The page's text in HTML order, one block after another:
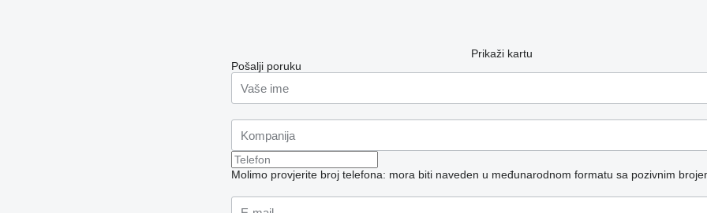
Prikaži kartu
Pošalji poruku
Molimo provjerite broj telefona: mora biti naveden u međunarodnom formatu sa pozivnim